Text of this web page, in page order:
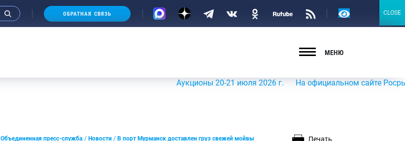
ОБРАТНАЯ СВЯЗЬ
Версия
МЕНЮ
Аукционы 20-21 июля 2026 г. На официальном сайте
Объединенная пресс-служба Новости В порт Мурманск доставлен груз свежей мойвы Печать
CLOSE
CLOSE